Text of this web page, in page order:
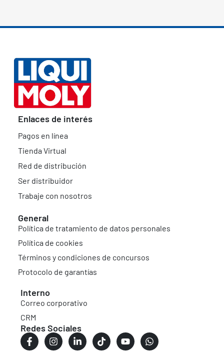
Enlaces de interés
Pagos en línea
Tienda Virtual
Red de distribución
Ser distribuidor
Trabaje con nosotros
General
Política de tratamiento de datos personales
Política de cookies
Términos y condiciones de concursos
Protocolo de garantías
Interno
Correo corporativo
CRM
Redes Sociales